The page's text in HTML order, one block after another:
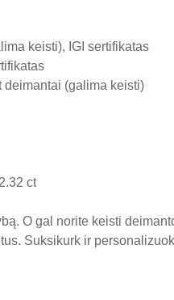
keisti), IGI sertifikatas
(galima keisti)
ct
O gal norite keisti
Suksikurk ir